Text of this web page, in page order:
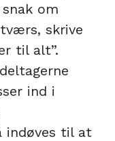
om
skrive
til alt”.
ind i
indøves til at